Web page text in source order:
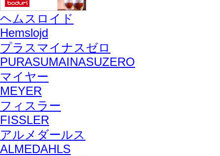
ヘムスロイド
Hemslojd
プラスマイナスゼロ
PURASUMAINASUZERO
マイヤー
MEYER
フィスラー
FISSLER
アルメダールス
ALMEDAHLS